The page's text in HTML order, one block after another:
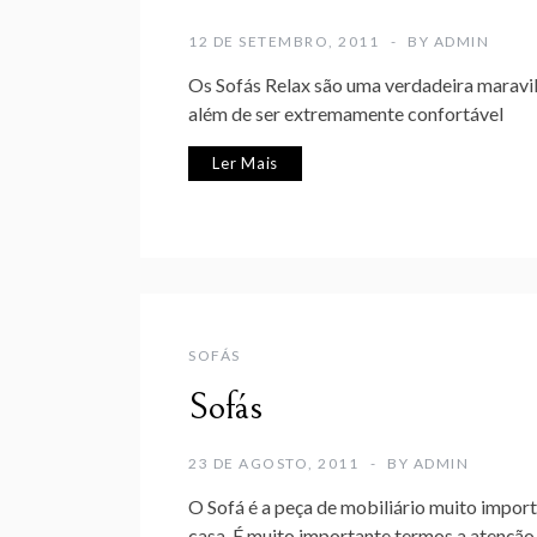
12 DE SETEMBRO, 2011 BY ADMIN
Os Sofás Relax são uma verdadeira
além de ser extremamente confortável
Ler Mais
SOFÁS
Sofás
23 DE AGOSTO, 2011 BY ADMIN
O Sofá é a peça de mobiliário muito